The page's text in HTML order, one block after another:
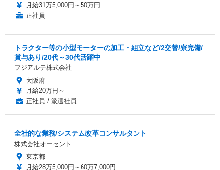
月給31万5,000円～50万円
正社員
トラクター等の小型モーターの加工・組立など/2交替/寮完備/
賞与あり/20代～30代活躍中
フジアルテ株式会社
大阪府
月給20万円～
正社員 / 派遣社員
全社的な業務/システム改革コンサルタント
株式会社オーセント
東京都
月給28万5,000円～60万7,000円